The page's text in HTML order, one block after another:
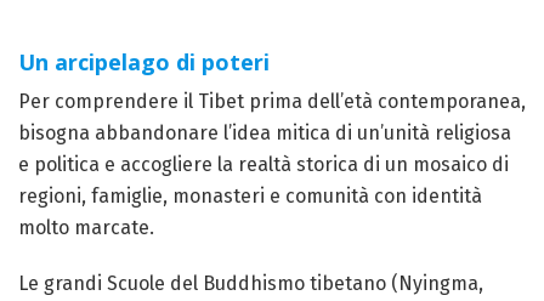
Un arcipelago di poteri
Per comprendere il Tibet prima dell’età contemporanea,
bisogna abbandonare l’idea mitica di un’unità religiosa
e politica e accogliere la realtà storica di un mosaico di
regioni, famiglie, monasteri e comunità con identità
molto marcate.
Le grandi Scuole del Buddhismo tibetano (Nyingma,